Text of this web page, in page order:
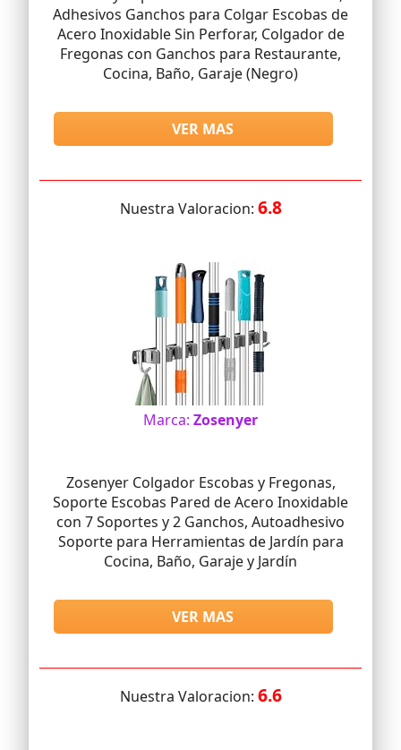
Adhesivos Ganchos para Colgar Escobas de
Acero Inoxidable Sin Perforar, Colgador de
Fregonas con Ganchos para Restaurante,
Cocina, Baño, Garaje (Negro)
VER MAS
Nuestra Valoracion: 6.8
Marca: Zosenyer
Zosenyer Colgador Escobas y Fregonas,
Soporte Escobas Pared de Acero Inoxidable
con 7 Soportes y 2 Ganchos, Autoadhesivo
Soporte para Herramientas de Jardín para
Cocina, Baño, Garaje y Jardín
VER MAS
Nuestra Valoracion: 6.6